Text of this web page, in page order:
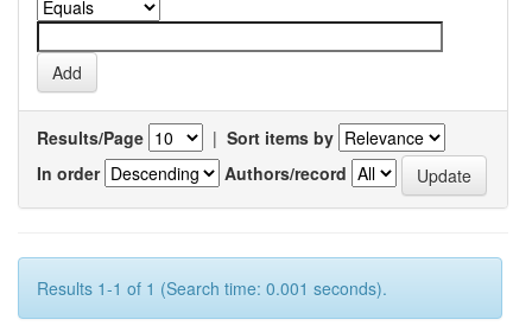
Results/Page | Sort items by
In order
Authors/record
Results 1-1 of 1 (Search time: 0.001 seconds).